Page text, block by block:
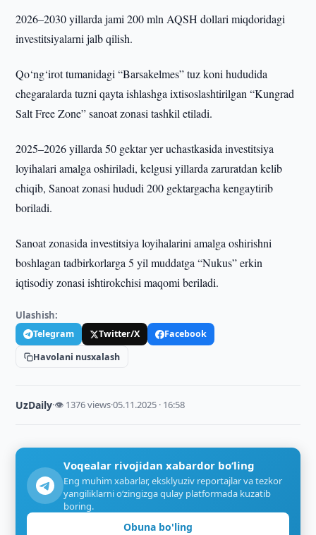
2026–2030 yillarda jami 200 mln AQSH dollari miqdoridagi
investitsiyalarni jalb qilish.
Qo‘ng‘irot tumanidagi “Barsakelmes” tuz koni hududida
chegaralarda tuzni qayta ishlashga ixtisoslashtirilgan “Kungrad
Salt Free Zone” sanoat zonasi tashkil etiladi.
2025–2026 yillarda 50 gektar yer uchastkasida investitsiya
loyihalari amalga oshiriladi, kelgusi yillarda zaruratdan kelib
chiqib, Sanoat zonasi hududi 200 gektargacha kengaytirib
boriladi.
Sanoat zonasida investitsiya loyihalarini amalga oshirishni
boshlagan tadbirkorlarga 5 yil muddatga “Nukus” erkin
iqtisodiy zonasi ishtirokchisi maqomi beriladi.
Ulashish:
Telegram Twitter/X
Facebook
Havolani nusxalash
UzDaily·👁 1376 views·05.11.2025 · 16:58
Voqealar rivojidan xabardor bo‘ling
Eng muhim xabarlar, eksklyuziv reportajlar va tezkor
yangiliklarni o‘zingizga qulay platformada kuzatib
boring.
Obuna bo'ling